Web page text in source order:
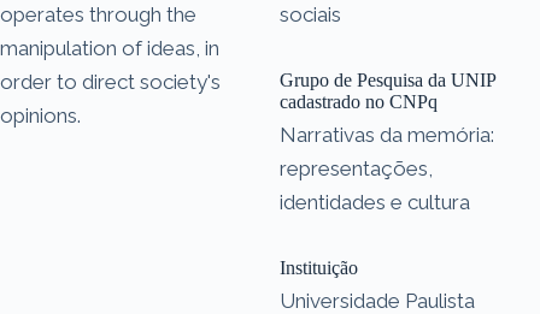
operates through the
manipulation of ideas, in
order to direct society's
opinions.
sociais
Grupo de Pesquisa da UNIP
cadastrado no CNPq
Narrativas da memória:
representações,
identidades e cultura
Instituição
Universidade Paulista